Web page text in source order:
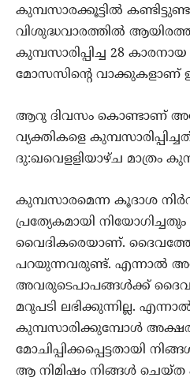
കുമ്പസാരക്കൂട്ടില്‍
വിശുദ്ധവാരത്തില്‍
കുമ്പസാരിപ്പിച്ച 28
മോസസിന്റെ വാക്കുകളാണ്
ആറു ദിവസം കൊണ്ടാണ്
വ്യക്തികളെ
ദു:ഖവെളളിയാഴ്ച മാത്രം
കുമ്പസാരമെന്ന കൂദാശ
പ്രത്യേകമായി
വൈദികരെയാണ്. ദൈവത്തോട്
പറയുന്നവരുണ്ട്. എന്നാല്‍
അവരുടെപാപങ്ങള്‍ക്ക്
മറുപടി ലഭിക്കുന്നില്ല.
കുമ്പസാരിക്കുമ്പോള്‍
മോചിപ്പിക്കപ്പെട്ടതായി
ആ നിമിഷം നിങ്ങള്‍ ചെയ്ത